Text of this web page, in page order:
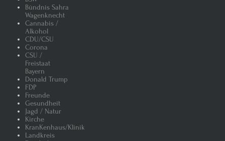
Bündnis Sahra
Wagenknecht
Cannabis /
Alkohol
CDU/CSU
Corona
CSU /
Freistaat
Bayern
Donald Trump
FDP
Freunde
Gesundheit
Jagd / Natur
Kirche
KranKenhaus/Klinik
Landkreis